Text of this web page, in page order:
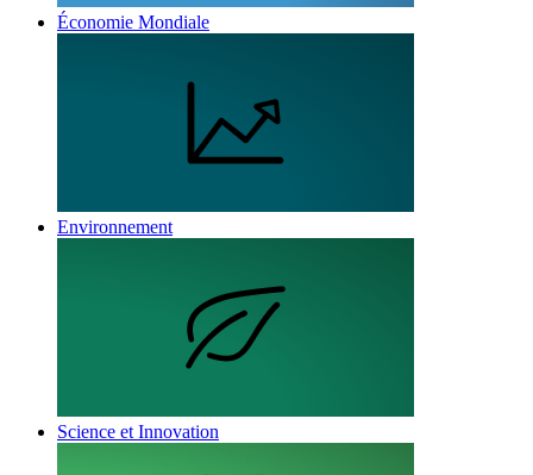
Économie Mondiale
Environnement
Science et Innovation